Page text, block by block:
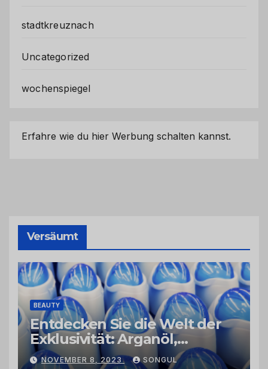
stadtkreuznach
Uncategorized
wochenspiegel
Erfahre wie du hier Werbung schalten kannst.
Versäumt
BEAUTY
Entdecken Sie die Welt der
Exklusivität: Arganöl,
Kaktusfeigenkernöl und
NOVEMBER 8, 2023 SONGUL